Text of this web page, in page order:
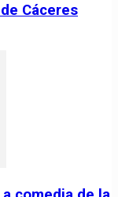
Cáceres